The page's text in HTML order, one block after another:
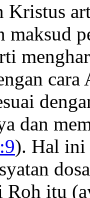
maksud
dan
). Hal ini
Roh itu